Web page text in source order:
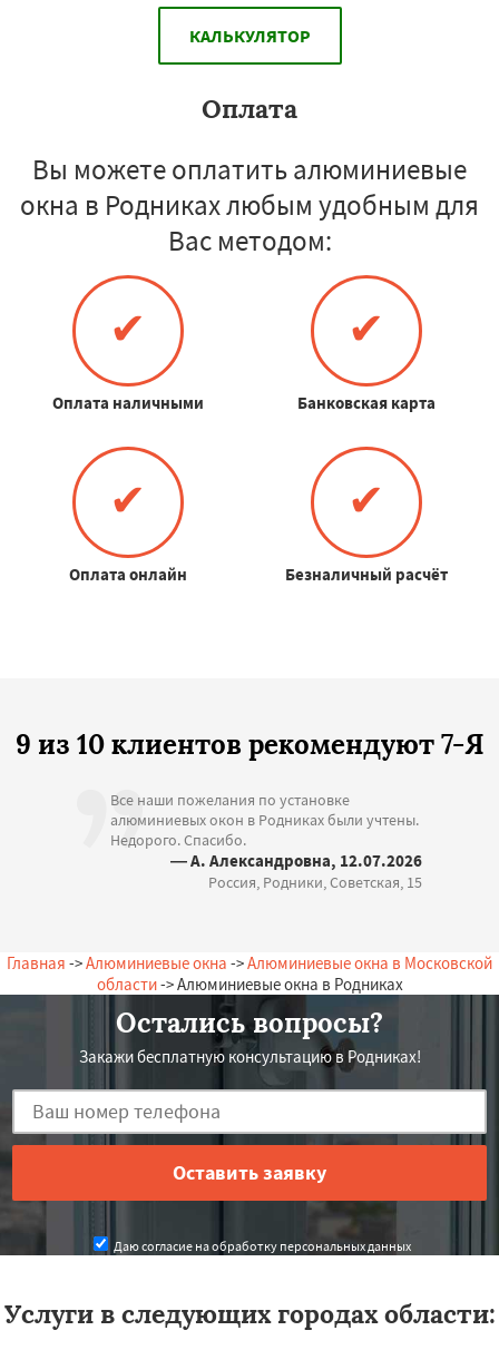
КАЛЬКУЛЯТОР
Оплата
Вы можете оплатить алюминиевые
окна в Родниках любым удобным для
Вас методом:
✔
Оплата наличными
✔
Банковская карта
✔
Оплата онлайн
✔
Безналичный расчёт
9 из 10 клиентов рекомендуют 7-Я
Все наши пожелания по установке
алюминиевых окон в Родниках были учтены.
Недорого. Спасибо.
— А. Александровна, 12.07.2026
Россия, Родники, Советская, 15
Главная ->Алюминиевые окна ->Алюминиевые окна в Московской
области-> Алюминиевые окна в Родниках
Остались вопросы?
Закажи бесплатную консультацию в Родниках!
Даю согласие на обработку персональных данных
Услуги в следующих городах области: